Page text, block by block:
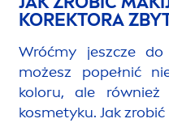
KOREKTORA
Wróćmy jeszcze
możesz popełnić
koloru, ale również
kosmetyku. Jak